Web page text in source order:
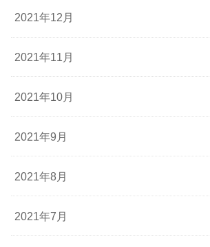
2021年12月
2021年11月
2021年10月
2021年9月
2021年8月
2021年7月